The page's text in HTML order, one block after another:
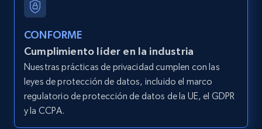
LinkedIn posts - Discover user's articles by
URL
URL, ID, User id, Use url, Title, Headline, Post
text, Date posted, and more.
11.3K+ 1.5K+ Prueba gratuita
CONFORME
Cumplimiento líder en la industria
Nuestras prácticas de privacidad cumplen con las
leyes de protección de datos, incluido el marco
regulatorio de protección de datos de la UE, el GDPR
y la CCPA.